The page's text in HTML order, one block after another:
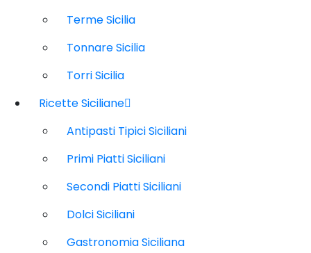
Terme Sicilia
Tonnare Sicilia
Torri Sicilia
Ricette Siciliane
Antipasti Tipici Siciliani
Primi Piatti Siciliani
Secondi Piatti Siciliani
Dolci Siciliani
Gastronomia Siciliana